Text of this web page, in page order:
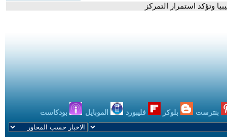
وتؤكد استمرار التمركز
بنترست بلوكر فليبورد الموبايل بودكاست